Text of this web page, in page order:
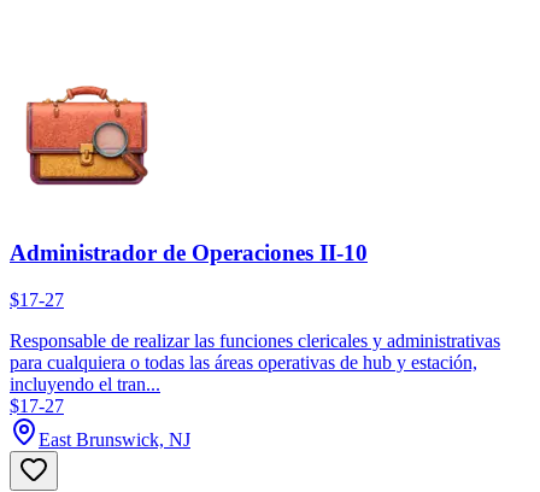
Administrador de Operaciones II-10
$17-27
Responsable de realizar las funciones clericales y administrativas
para cualquiera o todas las áreas operativas de hub y estación,
incluyendo el tran...
$17-27
East Brunswick, NJ